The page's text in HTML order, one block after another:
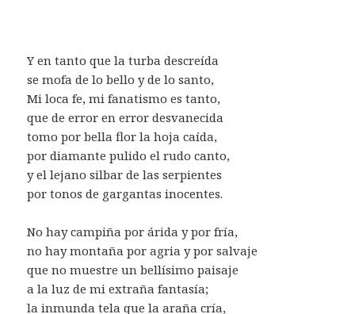
Y en tanto que la turba descreída
se mofa de lo bello y de lo santo,
Mi loca fe, mi fanatismo es tanto,
que de error en error desvanecida
tomo por bella flor la hoja caída,
por diamante pulido el rudo canto,
y el lejano silbar de las serpientes
por tonos de gargantas inocentes.
No hay campiña por árida y por fría,
no hay montaña por agria y por salvaje
que no muestre un bellísimo paisaje
a la luz de mi extraña fantasía;
la inmunda tela que la araña cría,